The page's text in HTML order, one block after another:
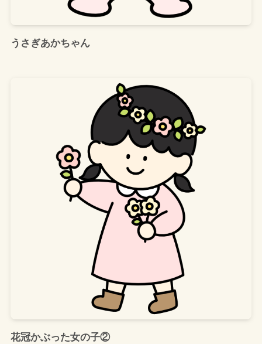
うさぎあかちゃん
花冠かぶった女の子②